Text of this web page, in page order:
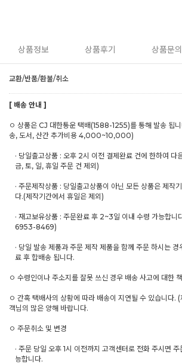
상품정보 상품후기 상품문의
교환/반품/환불/취소
[ 배송 안내 ]
ㅇ 상품은 CJ 대한통운 택배(1588-1255)를 통해 발송 됩
송, 도서, 산간 추가비용 4,000~10,000)
· 당일출고상품 : 오후 2시 이전 결제완료 건에 한하여 다
금, 토, 일, 휴일 주문 건 제외)
· 주문제작상품 : 당일출고상품이 아닌 모든 상품은 제작
다.(제작기간에서 휴일은 제외)
· 재고보유상품 : 주문완료 후 2~3일 이내 수령 가능합
6953-8469)
· 당일 발송 제품과 주문 제작 제품을 함께 주문 하시는
료 후 합배송 됩니다.
ㅇ 수령인이나 주소지를 잘못 쓰신 경우 배송 사고에 대한
ㅇ 간혹 택배사의 상황에 따라 배송이 지연될 수 있습니다.
객님의 많은 양해 바랍니다.
ㅇ 주문취소 및 변경
· 주문 당일 오후 1시 이전까지 고객센터로 전화 주시면
능합니다.